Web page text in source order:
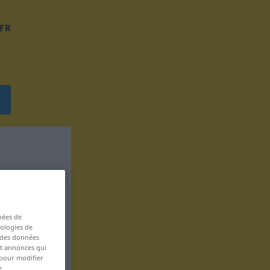
FR
de
de
données
annonces qui
modifier